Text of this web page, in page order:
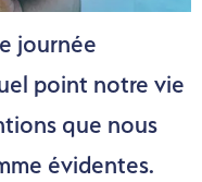
journée
point notre vie
que nous
évidentes.